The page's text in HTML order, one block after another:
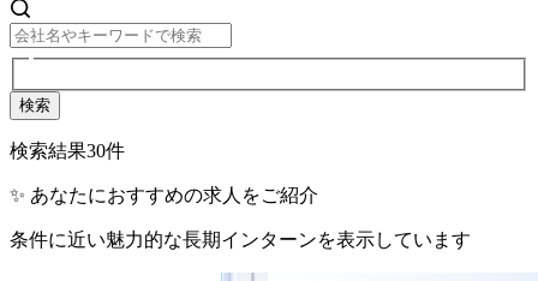
検索
検索結果30件
✨ あなたにおすすめの求人をご紹介
条件に近い魅力的な長期インターンを表示しています